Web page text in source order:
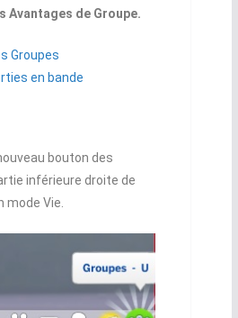
Avantages de Groupe.
Groupes
en bande
bouton des
inférieure droite de
mode Vie.